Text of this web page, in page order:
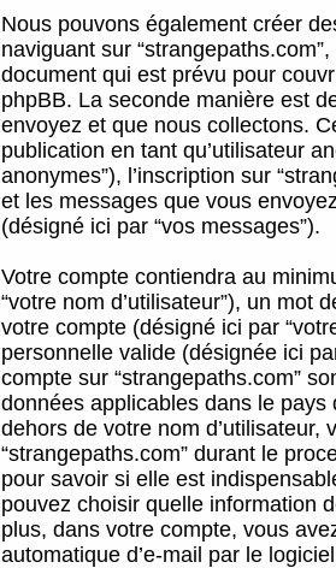
Nous pouvons également créer
naviguant sur
document qui est prévu pour
phpBB. La seconde manière est
envoyez et que nous collectons.
publication en tant qu’utilisateur
anonymes”), l’inscription sur
et les messages que vous
(désigné ici par “vos messages”).
Votre compte contiendra au
“votre nom d’utilisateur”), un mot
votre compte (désigné ici par
personnelle valide (désignée ici
compte sur “strangepaths.com”
données applicables dans le
dehors de votre nom
“strangepaths.com” durant le
pour savoir si elle est
pouvez choisir quelle information
plus, dans votre compte, vous
automatique d’e-mail par le